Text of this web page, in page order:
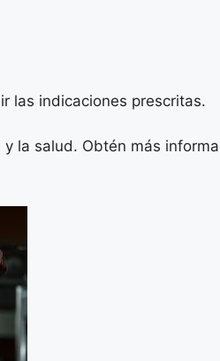
las indicaciones prescritas.
la salud. Obtén más